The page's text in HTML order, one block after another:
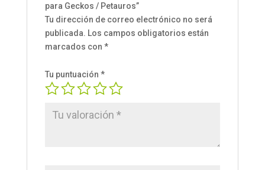
para Geckos / Petauros”
Tu dirección de correo electrónico no será
publicada. Los campos obligatorios están
marcados con *
Tu puntuación *